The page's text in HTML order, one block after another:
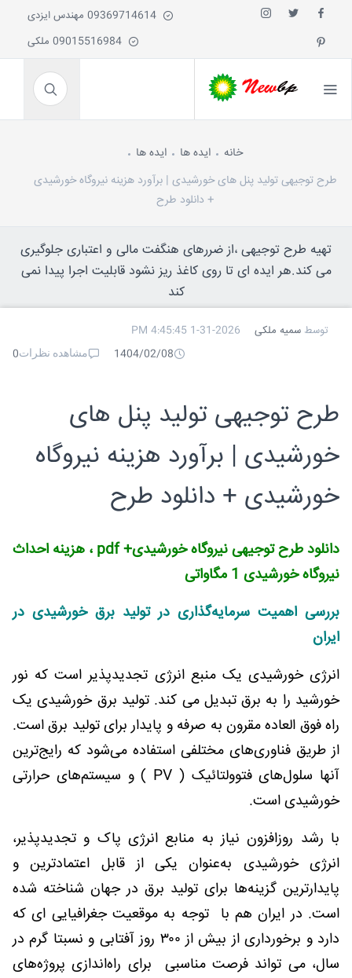
خانه ایده ها
ایده ها
طرح توجیهی تولید پنل های خورشیدی | برآورد هزینه نیروگاه خورشیدی
+ دانلود طرح
تهیه طرح توجیهی ،از ضررهای هنگفت مالی و اعتباری جلوگیری
می کند.هر ایده ای تا روی کاغذ ریز نشود قابلیت اجرا پیدا نمی
کند
توسط سمیه ملکی
1-31-2026 4:45:45 PM
1404/02/08
مشاهده نظرات0
طرح توجیهی تولید پنل های
خورشیدی | برآورد هزینه نیروگاه
خورشیدی + دانلود طرح
دانلود طرح توجیهی نیروگاه خورشیدی+pdf ، هزینه احداث
نیروگاه خورشیدی 1 مگاواتی
بررسی اهمیت سرمایه‌گذاری در تولید برق خورشیدی در
ایران
انرژی خورشیدی یک منبع انرژی تجدیدپذیر است که نور
خورشید را به برق تبدیل می کند. تولید برق خورشیدی یک
راه فوق العاده مقرون به صرفه و پایدار برای تولید برق است.
از طریق فناوری‌های مختلفی استفاده می‌شود که رایج‌ترین
آنها سلول‌های فتوولتائیک ( PV ) و سیستم‌های حرارتی
خورشیدی است.
با رشد روزافزون نیاز به منابع انرژی پاک و تجدیدپذیر،
انرژی خورشیدی به‌عنوان یکی از قابل اعتمادترین و
پایدارترین گزینه‌ها برای تولید برق در جهان شناخته شده
است. در ایران هم با توجه به موقعیت جغرافیایی ای که
دارد و برخورداری از بیش از ۳۰۰ روز آفتابی و نسبتا گرم در
سال، می تواند فرصت مناسبی برای راه‌اندازی پروژه‌های